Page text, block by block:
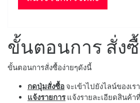
ขั้นตอนการ สั่ง
ขั้นตอนการสั่งซื้อง่ายๆดังนี้
กดปุ่มสั่งซื้อ จะเข้าไปยังไลน์ของเรา
แจ้งรายการแจ้งรายละเอียดสินค้า